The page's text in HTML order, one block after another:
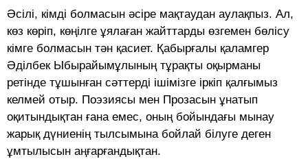
Әсілі, кімді болмасын әсіре мақтаудан аулақпыз. Ал,
көз көріп, көңілге ұялаған жайттарды өзгемен бөлісу
кімге болмасын тән қасиет. Қабырғалы қаламгер
Әділбек Ыбырайымұлының тұрақты оқырманы
ретінде тұшынған сәттерді ішімізге іркіп қалғымыз
келмей отыр. Поэзиясы мен Прозасын ұнатып
оқитындықтан ғана емес, оның бойындағы мынау
жарық дүниенің тылсымына бойлай білуге деген
ұмтылысын аңғарғандықтан.